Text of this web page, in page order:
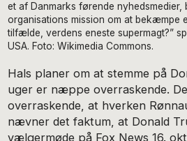
et af Danmarks førende nyhedsmedier,
organisations mission om at bekæmpe
tilfælde, verdens eneste supermagt?”
USA. Foto: Wikimedia Commons.
Hals planer om at stemme på
uger er næppe overraskende.
overraskende, at hverken
nævner det faktum, at Donald
vælgermøde på Fox News 16.